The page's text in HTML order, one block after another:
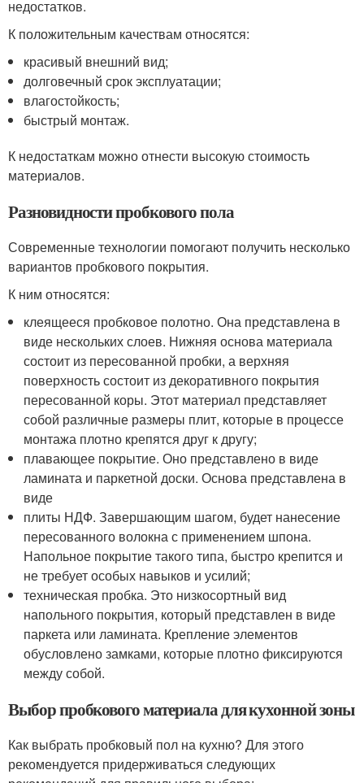
недостатков.
К положительным качествам относятся:
красивый внешний вид;
долговечный срок эксплуатации;
влагостойкость;
быстрый монтаж.
К недостаткам можно отнести высокую стоимость
материалов.
Разновидности пробкового пола
Современные технологии помогают получить несколько
вариантов пробкового покрытия.
К ним относятся:
клеящееся пробковое полотно. Она представлена в
виде нескольких слоев. Нижняя основа материала
состоит из пересованной пробки, а верхняя
поверхность состоит из декоративного покрытия
пересованной коры. Этот материал представляет
собой различные размеры плит, которые в процессе
монтажа плотно крепятся друг к другу;
плавающее покрытие. Оно представлено в виде
ламината и паркетной доски. Основа представлена в
виде
плиты НДФ. Завершающим шагом, будет нанесение
пересованного волокна с применением шпона.
Напольное покрытие такого типа, быстро крепится и
не требует особых навыков и усилий;
техническая пробка. Это низкосортный вид
напольного покрытия, который представлен в виде
паркета или ламината. Крепление элементов
обусловлено замками, которые плотно фиксируются
между собой.
Выбор пробкового материала для кухонной зоны
Как выбрать пробковый пол на кухню? Для этого
рекомендуется придерживаться следующих